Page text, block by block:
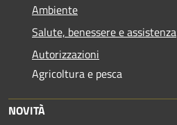
Ambiente
Salute, benessere e assistenza
Autorizzazioni
Agricoltura e pesca
NOVITÀ